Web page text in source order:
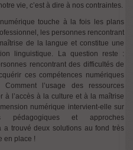
vie, c’est à dire à nos contraintes.
touche à la fois les plans
les personnes rencontrant
de la langue et constitue une
linguistique. La question reste :
rencontrant des difficultés de
ces compétences numériques
l’usage des ressources
à l’accès à la culture et à la maîtrise
numérique intervient-elle sur
pédagogiques et approches
a trouvé deux solutions au fond très
en place !